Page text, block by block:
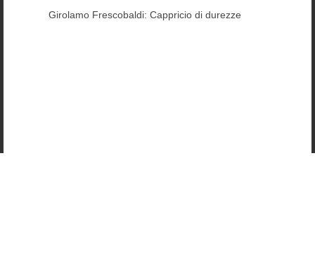
Girolamo Frescobaldi: Cappricio di durezze